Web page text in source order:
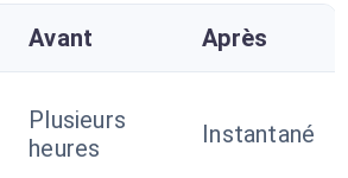
Avant Après
Plusieurs
heures
Instantané